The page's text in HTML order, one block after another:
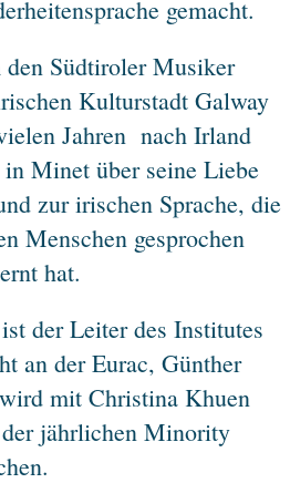
gemacht.
Südtiroler Musiker
Kulturstadt Galway
Jahren nach Irland
in Minet über seine Liebe
zur irischen Sprache, die
Menschen gesprochen
hat.
der Leiter des Institutes
an der Eurac, Günther
mit Christina Khuen
jährlichen Minority